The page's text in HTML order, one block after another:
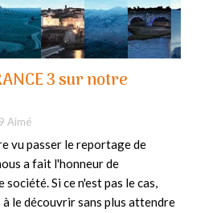
3 sur notre
Aimé
vu passer le reportage de
a fait l'honneur de
Si ce n'est pas le cas,
le découvrir sans plus attendre